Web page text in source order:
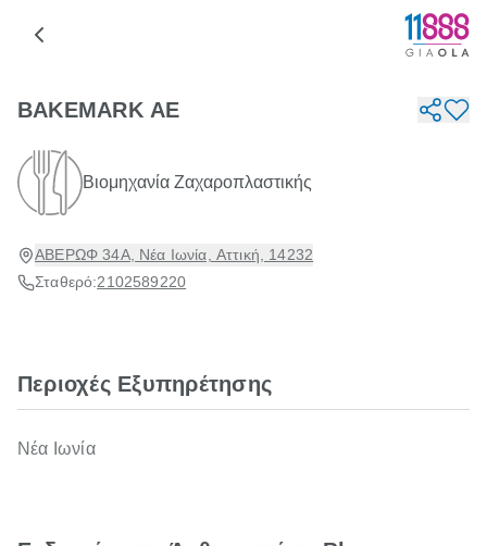
BAKEMARK ΑΕ
Βιομηχανία Ζαχαροπλαστικής
ΑΒΕΡΩΦ 34Α, Νέα Ιωνία, Αττική, 14232
Σταθερό:2102589220
Περιοχές Εξυπηρέτησης
Νέα Ιωνία